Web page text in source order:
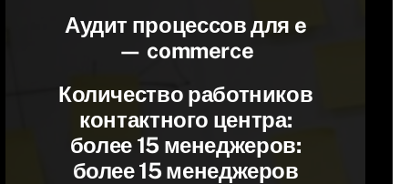
Аудит процессов для e
— commerce
Количество работников
контактного центра:
более 15 менеджеров:
более 15 менеджеров